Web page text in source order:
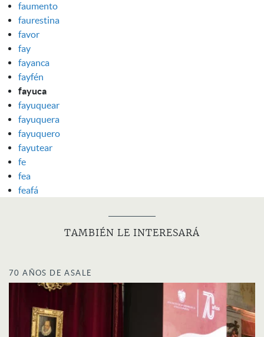
faumento
faurestina
favor
fay
fayanca
fayfén
fayuca
fayuquear
fayuquera
fayuquero
fayutear
fe
fea
feafá
TAMBIÉN LE INTERESARÁ
70 AÑOS DE ASALE